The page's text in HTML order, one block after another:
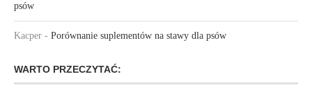
psów
Kacper - Porównanie suplementów na stawy dla psów
WARTO PRZECZYTAĆ: